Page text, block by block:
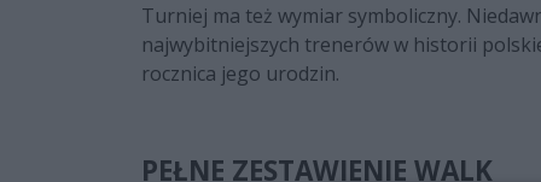
Turniej ma też wymiar symboliczny.
najwybitniejszych trenerów w historii
rocznica jego urodzin.
PEŁNE ZESTAWIENIE WALK